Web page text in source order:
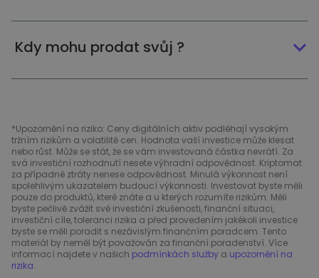
Kdy mohu prodat svůj ?
*Upozornění na riziko: Ceny digitálních aktiv podléhají vysokým
tržním rizikům a volatilitě cen. Hodnota vaší investice může klesat
nebo růst. Může se stát, že se vám investovaná částka nevrátí. Za
svá investiční rozhodnutí nesete výhradní odpovědnost. Kriptomat
za případné ztráty nenese odpovědnost. Minulá výkonnost není
spolehlivým ukazatelem budoucí výkonnosti. Investovat byste měli
pouze do produktů, které znáte a u kterých rozumíte rizikům. Měli
byste pečlivě zvážit své investiční zkušenosti, finanční situaci,
investiční cíle, toleranci rizika a před provedením jakékoli investice
byste se měli poradit s nezávislým finančním poradcem. Tento
materiál by neměl být považován za finanční poradenství. Více
informací najdete v našich podmínkách služby a upozornění na
rizika.